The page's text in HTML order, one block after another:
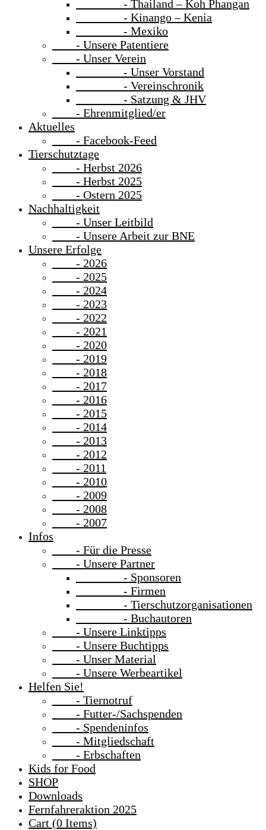
- Thailand – Koh Phangan
- Kinango – Kenia
- Mexiko
- Unsere Patentiere
- Unser Verein
- Unser Vorstand
- Vereinschronik
- Satzung & JHV
- Ehrenmitglied/er
Aktuelles
- Facebook-Feed
Tierschutztage
- Herbst 2026
- Herbst 2025
- Ostern 2025
Nachhaltigkeit
- Unser Leitbild
- Unsere Arbeit zur BNE
Unsere Erfolge
- 2026
- 2025
- 2024
- 2023
- 2022
- 2021
- 2020
- 2019
- 2018
- 2017
- 2016
- 2015
- 2014
- 2013
- 2012
- 2011
- 2010
- 2009
- 2008
- 2007
Infos
- Für die Presse
- Unsere Partner
- Sponsoren
- Firmen
- Tierschutzorganisationen
- Buchautoren
- Unsere Linktipps
- Unsere Buchtipps
- Unser Material
- Unsere Werbeartikel
Helfen Sie!
- Tiernotruf
- Futter-/Sachspenden
- Spendeninfos
- Mitgliedschaft
- Erbschaften
Kids for Food
SHOP
Downloads
Fernfahreraktion 2025
Cart (0 Items)